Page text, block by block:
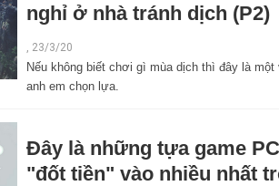
nghỉ ở nhà tránh dịch (P2)
23/3/20
Nếu không biết chơi gì mùa dịch thì đây là
anh em chọn lựa.
Đây là những tựa game
"đốt tiền" vào nhiều nhất